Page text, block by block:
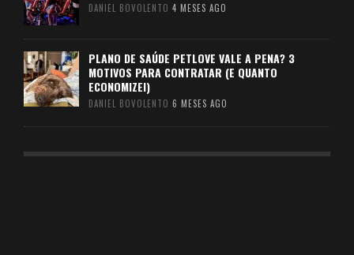
DANIEL BOVOLENTO 4 MESES AGO
PLANO DE SAÚDE PETLOVE VALE A PENA? 3
MOTIVOS PARA CONTRATAR (E QUANTO
ECONOMIZEI)
DANIEL BOVOLENTO 6 MESES AGO